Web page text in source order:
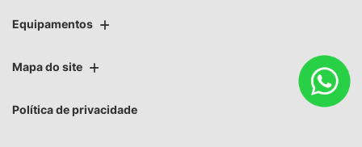
Equipamentos
Mapa do site
Política de privacidade